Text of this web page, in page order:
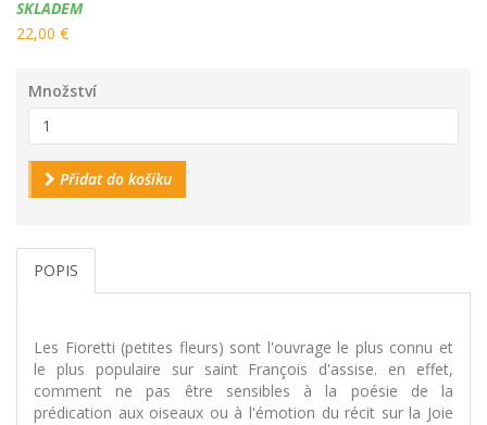
Dostupnost:
SKLADEM
22,00 €
Množství
Přidat do košíku
POPIS
Les Fioretti (petites fleurs) sont l'ouvrage le plus connu et
le plus populaire sur saint François d'assise. en effet,
comment ne pas être sensibles à la poésie de la
prédication aux oiseaux ou à l'émotion du récit sur la Joie